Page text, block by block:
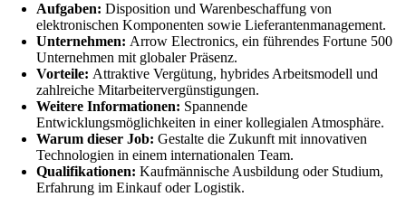
Aufgaben: Disposition und Warenbeschaffung von
elektronischen Komponenten sowie Lieferantenmanagement.
Unternehmen: Arrow Electronics, ein führendes Fortune 500
Unternehmen mit globaler Präsenz.
Vorteile: Attraktive Vergütung, hybrides Arbeitsmodell und
zahlreiche Mitarbeitervergünstigungen.
Weitere Informationen: Spannende
Entwicklungsmöglichkeiten in einer kollegialen Atmosphäre.
Warum dieser Job: Gestalte die Zukunft mit innovativen
Technologien in einem internationalen Team.
Qualifikationen: Kaufmännische Ausbildung oder Studium,
Erfahrung im Einkauf oder Logistik.